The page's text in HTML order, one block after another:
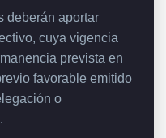
aportar
cuya vigencia
prevista en
favorable emitido
o